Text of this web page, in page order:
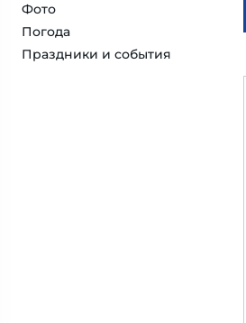
Фото
Погода
Праздники и события